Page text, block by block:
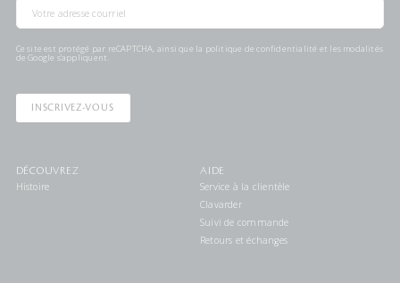
Ce site est protégé par reCAPTCHA, ainsi que la politique de confidentialité et les modalités
de Google s'appliquent.
INSCRIVEZ-VOUS
DÉCOUVREZ
Histoire
AIDE
Service à la clientèle
Clavarder
Suivi de commande
Retours et échanges